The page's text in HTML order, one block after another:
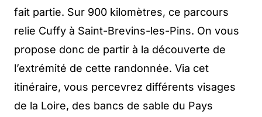
fait partie. Sur 900 kilomètres, ce parcours
relie Cuffy à Saint-Brevins-les-Pins. On vous
propose donc de partir à la découverte de
l’extrémité de cette randonnée. Via cet
itinéraire, vous percevrez différents visages
de la Loire, des bancs de sable du Pays